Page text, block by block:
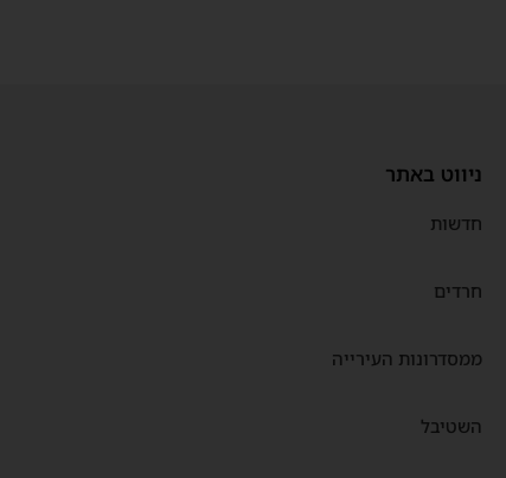
ניווט באתר
חדשות
חרדים
ממסדרונות העירייה
השטיבל